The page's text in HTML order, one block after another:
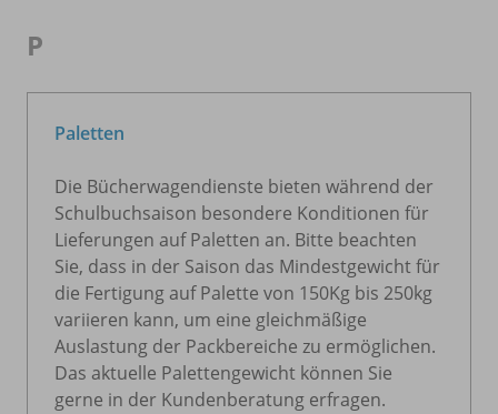
P
Paletten
Die Bücherwagendienste bieten während der
Schulbuchsaison besondere Konditionen für
Lieferungen auf Paletten an. Bitte beachten
Sie, dass in der Saison das Mindestgewicht für
die Fertigung auf Palette von 150Kg bis 250kg
variieren kann, um eine gleichmäßige
Auslastung der Packbereiche zu ermöglichen.
Das aktuelle Palettengewicht können Sie
gerne in der Kundenberatung erfragen.